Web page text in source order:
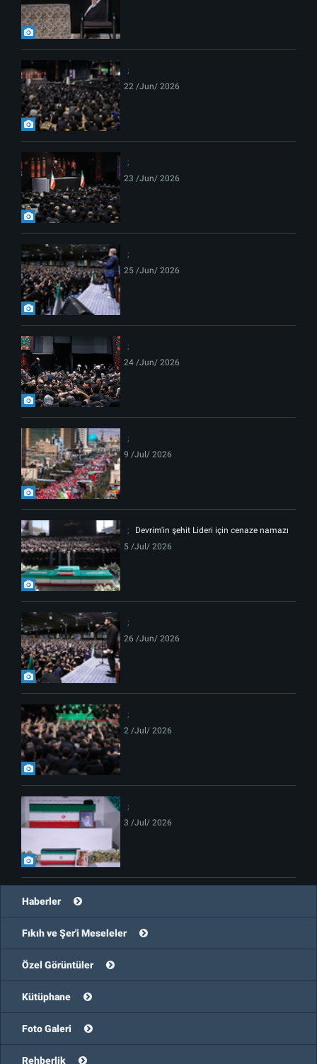
22 /Jun/ 2026
23 /Jun/ 2026
25 /Jun/ 2026
24 /Jun/ 2026
9 /Jul/ 2026
Devrim'in şehit Lideri için cenaze namazı
5 /Jul/ 2026
26 /Jun/ 2026
2 /Jul/ 2026
3 /Jul/ 2026
Haberler
Fıkıh ve Şer'i Meseleler
Özel Görüntüler
Kütüphane
Foto Galeri
Rehberlik